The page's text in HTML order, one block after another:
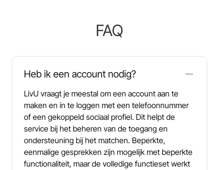
FAQ
Heb ik een account nodig?
LivU vraagt je meestal om een account aan te
maken en in te loggen met een telefoonnummer
of een gekoppeld sociaal profiel. Dit helpt de
service bij het beheren van de toegang en
ondersteuning bij het matchen. Beperkte,
eenmalige gesprekken zijn mogelijk met beperkte
functionaliteit, maar de volledige functieset werkt